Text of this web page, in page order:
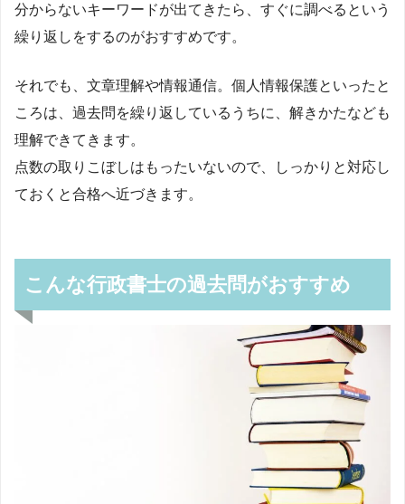
分からないキーワードが出てきたら、すぐに調べるという
繰り返しをするのがおすすめです。
それでも、文章理解や情報通信。個人情報保護といったと
ころは、過去問を繰り返しているうちに、解きかたなども
理解できてきます。
点数の取りこぼしはもったいないので、しっかりと対応し
ておくと合格へ近づきます。
こんな行政書士の過去問がおすすめ